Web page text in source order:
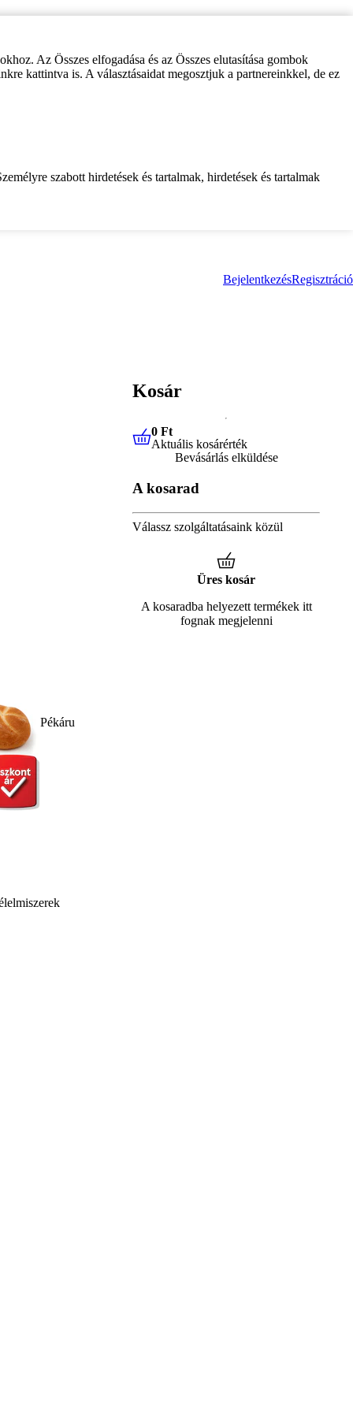
Az Összes elfogadása és az Összes elutasítása gombok
kattintva is. A választásaidat megosztjuk a partnereinkkel, de ez
szabott hirdetések és tartalmak, hirdetések és tartalmak
BejelentkezésRegisztráció
Pékáru
Kosár
0 FtAktuális kosárérték
0 Ft
Aktuális kosárérték
Bevásárlás elküldése
A kosarad
Válassz szolgáltatásaink közül
Üres kosár
A kosaradba helyezett termékek itt
fognak megjelenni